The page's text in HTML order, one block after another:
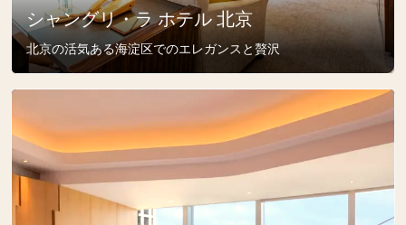
シャングリ・ラ ホテル 北京
北京の活気ある海淀区でのエレガンスと贅沢